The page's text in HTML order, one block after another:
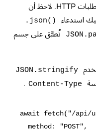
.json()
تُطبَّق على جسم
JSON.stringify
Content-Type
.
await fetch("/api/
  method: "POST",